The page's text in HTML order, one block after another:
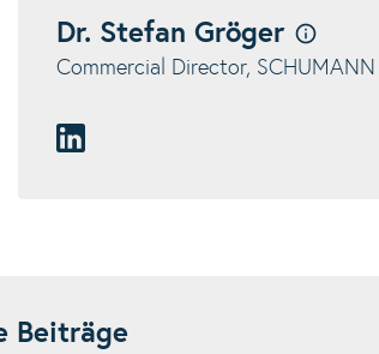
Dr. Stefan Gröger
Commercial Director, SCHUMANN
Beiträge